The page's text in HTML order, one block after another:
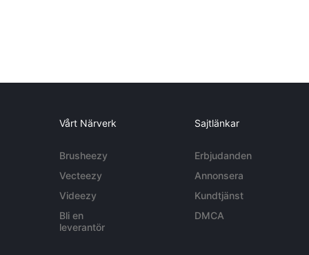
Vårt Närverk
Brusheezy
Vecteezy
Videezy
Bli en
leverantör
Sajtlänkar
Erbjudanden
Annonsera
Kundtjänst
DMCA